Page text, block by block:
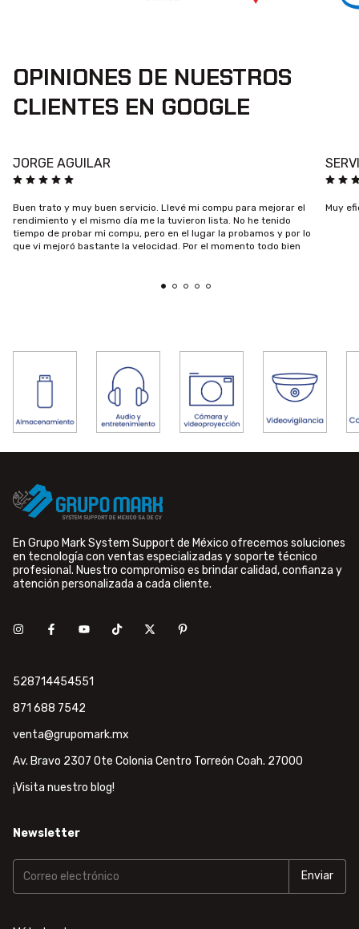
OPINIONES DE NUESTROS
CLIENTES EN GOOGLE
JORGE AGUILAR
Buen trato y muy buen servicio. Llevé mi compu para mejorar el
rendimiento y el mismo día me la tuvieron lista. No he tenido
tiempo de probar mi compu, pero en el lugar la probamos y por lo
que vi mejoró bastante la velocidad. Por el momento todo bien
Muy
En Grupo Mark System Support de México ofrecemos soluciones
en tecnología con ventas especializadas y soporte técnico
profesional. Nuestro compromiso es brindar calidad, confianza y
atención personalizada a cada cliente.
528714454551
871 688 7542
venta@grupomark.mx
Av. Bravo 2307 Ote Colonia Centro Torreón Coah. 27000
¡Visita nuestro blog!
Newsletter